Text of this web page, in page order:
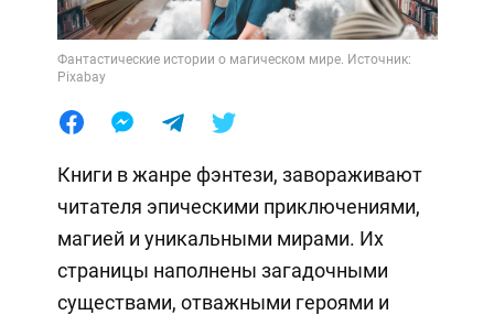
Фантастические истории о магическом мире. Источник:
Pixabay
Книги в жанре фэнтези, завораживают
читателя эпическими приключениями,
магией и уникальными мирами. Их
страницы наполнены загадочными
существами, отважными героями и